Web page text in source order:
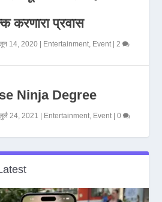
करणारा प्रवास
14, 2020 Entertainment, Event|2
Ninja Degree
24, 2021 Entertainment, Event|0